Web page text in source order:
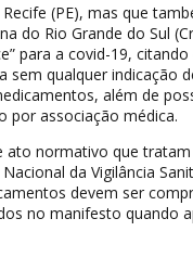
(PE), mas que
do Rio Grande do Sul
para a covid-19,
qualquer indicação
além de
por associação médica.
ato normativo que
da Vigilância
devem ser
no manifesto quando